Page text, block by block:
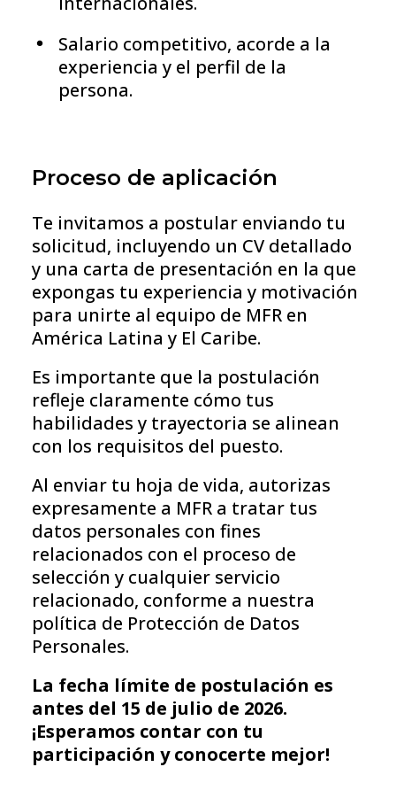
Salario competitivo, acorde a la
experiencia y el perfil de la
persona.
Proceso de aplicación
Te invitamos a postular enviando tu
solicitud, incluyendo un CV detallado
y una carta de presentación en la que
expongas tu experiencia y motivación
para unirte al equipo de MFR en
América Latina y El Caribe.
Es importante que la postulación
refleje claramente cómo tus
habilidades y trayectoria se alinean
con los requisitos del puesto.
Al enviar tu hoja de vida, autorizas
expresamente a MFR a tratar tus
datos personales con fines
relacionados con el proceso de
selección y cualquier servicio
relacionado, conforme a nuestra
política de Protección de Datos
Personales.
La fecha límite de postulación es
antes del 15 de julio de 2026.
¡Esperamos contar con tu
participación y conocerte mejor!